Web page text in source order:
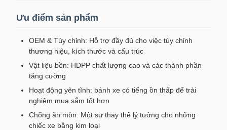
Ưu điểm sản phẩm
OEM & Tùy chỉnh: Hỗ trợ đầy đủ cho việc tùy chỉnh
thương hiệu, kích thước và cấu trúc
Vật liệu bền: HDPP chất lượng cao và các thành phần
tăng cường
Hoạt động yên tĩnh: bánh xe có tiếng ồn thấp để trải
nghiệm mua sắm tốt hơn
Chống ăn mòn: Một sự thay thế lý tưởng cho những
chiếc xe bằng kim loại